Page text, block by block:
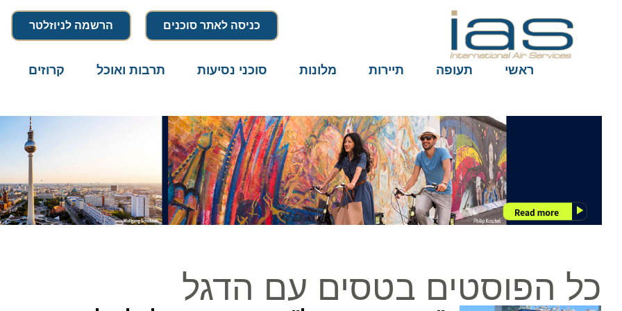
כניסה לאתר סוכנים הרשמה לניוזלטר
ראשי תעופה תיירות מלונות סוכני נסיעות תרבות ואוכל קרוזים
כל הפוסטים בטסים עם הדגל